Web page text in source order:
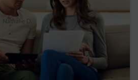
Nathalie D.
installatie en bespaar